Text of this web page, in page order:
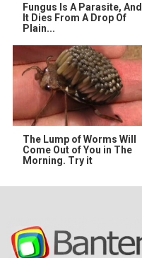
Fungus Is A Parasite, And
It Dies From A Drop Of
Plain...
The Lump of Worms Will
Come Out of You in The
Morning. Try it